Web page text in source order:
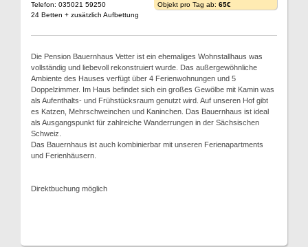
Telefon: 035021 59250
24 Betten + zusätzlich Aufbettung
Objekt pro Tag ab: 65€
Die Pension Bauernhaus Vetter ist ein ehemaliges Wohnstallhaus was
vollständig und liebevoll rekonstruiert wurde. Das außergewöhnliche
Ambiente des Hauses verfügt über 4 Ferienwohnungen und 5
Doppelzimmer. Im Haus befindet sich ein großes Gewölbe mit Kamin was
als Aufenthalts- und Frühstücksraum genutzt wird. Auf unseren Hof gibt
es Katzen, Mehrschweinchen und Kaninchen. Das Bauernhaus ist ideal
als Ausgangspunkt für zahlreiche Wanderrungen in der Sächsischen
Schweiz.
Das Bauernhaus ist auch kombinierbar mit unseren Ferienapartments
und Ferienhäusern.
Direktbuchung möglich